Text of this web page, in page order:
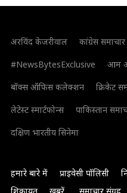
अरविंद केजरीवाल कांग्रेस समाचार
#NewsBytesExclusive
आम
बॉक्स ऑफिस कलेक्शन
क्रिकेट
लेटेस्ट स्मार्टफोन्स
पाकिस्तान
दक्षिण भारतीय सिनेमा
हमारे बारे में प्राइवेसी पॉलिसी